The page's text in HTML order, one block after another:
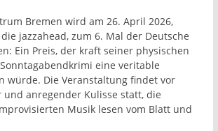
Bremen wird am 26. April 2026,
jazzahead, zum 6. Mal der Deutsche
Ein Preis, der kraft seiner physischen
eine veritable
würde. Die Veranstaltung findet vor
anregender Kulisse statt, die
Musik lesen vom Blatt und